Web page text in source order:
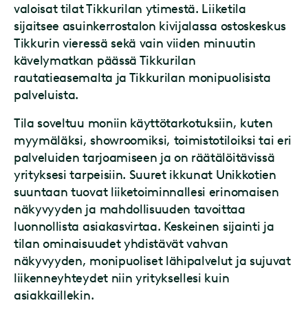
valoisat tilat Tikkurilan ytimestä. Liiketila
sijaitsee asuinkerrostalon kivijalassa ostoskeskus
Tikkurin vieressä sekä vain viiden minuutin
kävelymatkan päässä Tikkurilan
rautatieasemalta ja Tikkurilan monipuolisista
palveluista.
Tila soveltuu moniin käyttötarkotuksiin, kuten
myymäläksi, showroomiksi, toimistotiloiksi tai eri
palveluiden tarjoamiseen ja on räätälöitävissä
yrityksesi tarpeisiin. Suuret ikkunat Unikkotien
suuntaan tuovat liiketoiminnallesi erinomaisen
näkyvyyden ja mahdollisuuden tavoittaa
luonnollista asiakasvirtaa. Keskeinen sijainti ja
tilan ominaisuudet yhdistävät vahvan
näkyvyyden, monipuoliset lähipalvelut ja sujuvat
liikenneyhteydet niin yrityksellesi kuin
asiakkaillekin.